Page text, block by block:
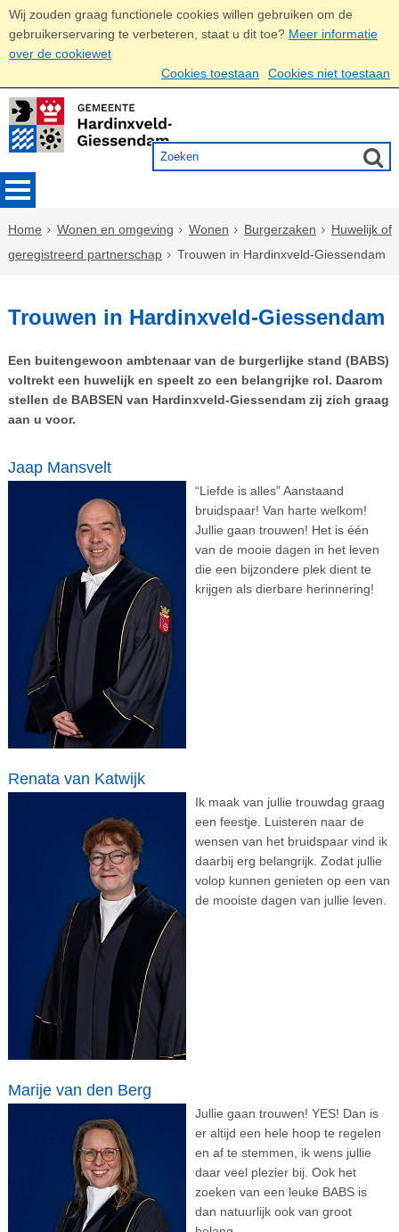
Wij zouden graag functionele cookies willen gebruiken om de
gebruikerservaring te verbeteren, staat u dit toe? Meer informatie
over de cookiewet
Cookies toestaan
Cookies niet toestaan
Home Wonen en omgeving Wonen Burgerzaken
Huwelijk of
geregistreerd partnerschap
Trouwen in Hardinxveld-Giessendam
Trouwen in Hardinxveld-Giessendam
Een buitengewoon ambtenaar van de burgerlijke stand (BABS)
voltrekt een huwelijk en speelt zo een belangrijke rol. Daarom
stellen de BABSEN van Hardinxveld-Giessendam zij zich graag
aan u voor.
Jaap Mansvelt
“Liefde is alles” Aanstaand
bruidspaar! Van harte welkom!
Jullie gaan trouwen! Het is één
van de mooie dagen in het leven
die een bijzondere plek dient te
krijgen als dierbare herinnering!
Renata van Katwijk
Ik maak van jullie trouwdag graag
een feestje. Luisteren naar de
wensen van het bruidspaar vind ik
daarbij erg belangrijk. Zodat jullie
volop kunnen genieten op een van
de mooiste dagen van jullie leven.
Marije van den Berg
Jullie gaan trouwen! YES! Dan is
er altijd een hele hoop te regelen
en af te stemmen, ik wens jullie
daar veel plezier bij. Ook het
zoeken van een leuke BABS is
dan natuurlijk ook van groot